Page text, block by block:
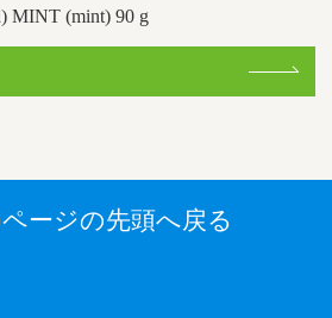
MINT (mint) 90 g
ージの先頭へ戻る